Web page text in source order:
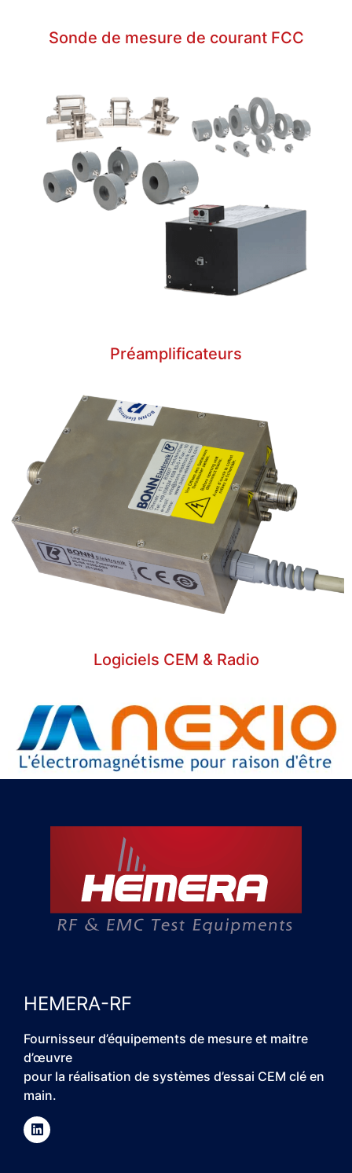
Sonde de mesure de courant FCC
Préamplificateurs
Logiciels CEM & Radio
HEMERA-RF
Fournisseur d’équipements de mesure et maitre
d’œuvre
pour la réalisation de systèmes d’essai CEM clé en
main.